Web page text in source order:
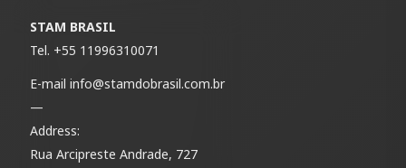
STAM BRASIL
Tel. +55 11996310071
E-mailinfo@stamdobrasil.com.br
—
Address:
Rua Arcipreste Andrade, 727